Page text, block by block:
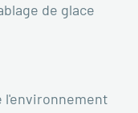
de glace
l'environnement